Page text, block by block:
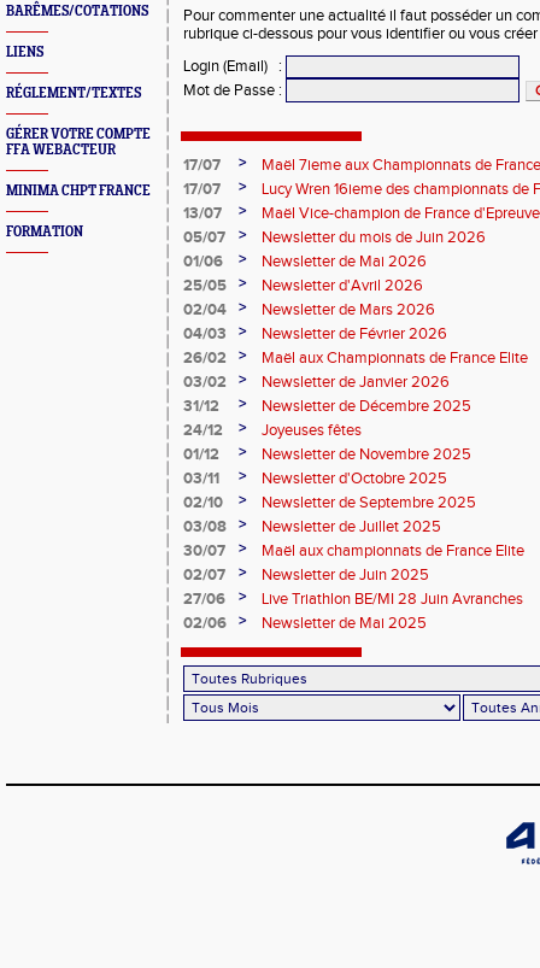
BARÊMES/COTATIONS
LIENS
RÉGLEMENT/TEXTES
GÉRER VOTRE COMPTE
FFA WEBACTEUR
MINIMA CHPT FRANCE
FORMATION
Pour commenter une actualité il faut posséder un
rubrique ci-dessous pour vous identifier ou vous
Login (Email)
:
Mot de Passe :
17/07 >
Maël 7ieme aux Championnats de
17/07
>
Lucy Wren 16ieme des championnats de
perche
13/07 >
Maël Vice-champion de France
05/07
>
Newsletter du mois de Juin 2026
01/06
>
Newsletter de Mai 2026
25/05
>
Newsletter d'Avril 2026
02/04
>
Newsletter de Mars 2026
04/03
>
Newsletter de Février 2026
26/02
>
Maël aux Championnats de France Elite
03/02
>
Newsletter de Janvier 2026
31/12
>
Newsletter de Décembre 2025
24/12
>
Joyeuses fêtes
01/12
>
Newsletter de Novembre 2025
03/11
>
Newsletter d'Octobre 2025
02/10
>
Newsletter de Septembre 2025
03/08
>
Newsletter de Juillet 2025
30/07
>
Maël aux championnats de France Elite
02/07
>
Newsletter de Juin 2025
27/06
>
Live Triathlon BE/MI 28 Juin Avranches
02/06
> Newsletter de Mai 2025